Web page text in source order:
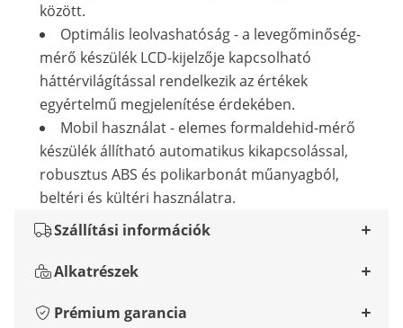
között.
Optimális leolvashatóság - a levegőminőség-
mérő készülék LCD-kijelzője kapcsolható
háttérvilágítással rendelkezik az értékek
egyértelmű megjelenítése érdekében.
Mobil használat - elemes formaldehid-mérő
készülék állítható automatikus kikapcsolással,
robusztus ABS és polikarbonát műanyagból,
beltéri és kültéri használatra.
Szállítási információk
Alkatrészek
Prémium garancia